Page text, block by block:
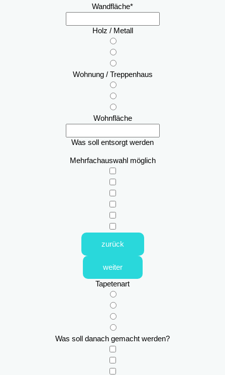
Wandfläche*
Holz / Metall
Wohnung / Treppenhaus
Wohnfläche
Was soll entsorgt werden
Mehrfachauswahl möglich
zurück
weiter
Tapetenart
Was soll danach gemacht werden?